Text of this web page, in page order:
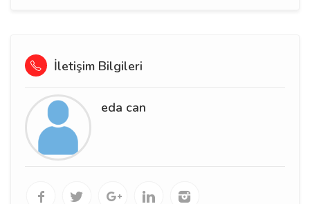
İletişim Bilgileri
eda can